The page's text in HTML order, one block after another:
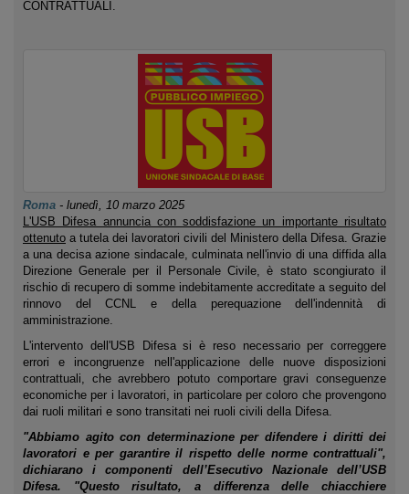
CONTRATTUALI.
Roma - lunedì, 10 marzo 2025
L'USB Difesa annuncia con soddisfazione un importante risultato
ottenuto a tutela dei lavoratori civili del Ministero della Difesa. Grazie
a una decisa azione sindacale, culminata nell'invio di una diffida alla
Direzione Generale per il Personale Civile, è stato scongiurato il
rischio di recupero di somme indebitamente accreditate a seguito del
rinnovo del CCNL e della perequazione dell'indennità di
amministrazione.
L'intervento dell'USB Difesa si è reso necessario per correggere
errori e incongruenze nell'applicazione delle nuove disposizioni
contrattuali, che avrebbero potuto comportare gravi conseguenze
economiche per i lavoratori, in particolare per coloro che provengono
dai ruoli militari e sono transitati nei ruoli civili della Difesa.
"Abbiamo agito con determinazione per difendere i diritti dei
lavoratori e per garantire il rispetto delle norme contrattuali",
dichiarano i componenti dell’Esecutivo Nazionale dell’USB
Difesa. "Questo risultato, a differenza delle chiacchiere